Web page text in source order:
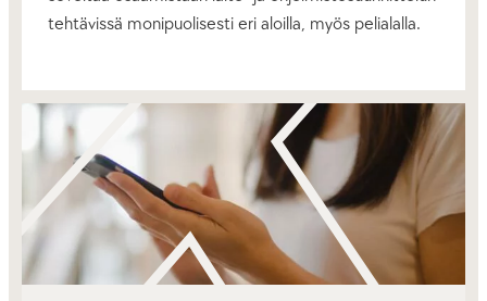
tehtävissä monipuolisesti eri aloilla, myös pelialalla.